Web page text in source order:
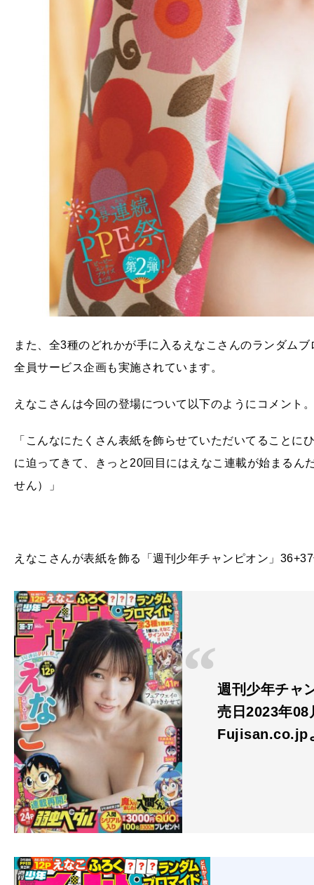
また、全3種のどれかが手に入るえなこさんのランダム
全員サービス企画も実施されています。
えなこさんは今回の登場について以下のようにコメント。
「こんなにたくさん表紙を飾らせていただいてること
に迫ってきて、きっと20回目にはえなこ連載が始まる
せん）」
えなこさんが表紙を飾る「週刊少年チャンピオン」
週刊少年チャ
売日2023年08
Fujisan.co.jp